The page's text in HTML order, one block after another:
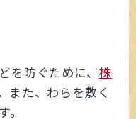
を防ぐために、 株
また、わらを敷く
。